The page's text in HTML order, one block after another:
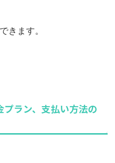
きます。
ラン、支払い方法の